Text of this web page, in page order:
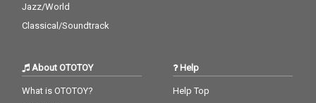
Jazz/World
Classical/Soundtrack
About OTOTOY
What is OTOTOY?
Help
Help Top